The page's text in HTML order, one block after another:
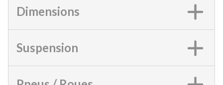
Dimensions
Suspension